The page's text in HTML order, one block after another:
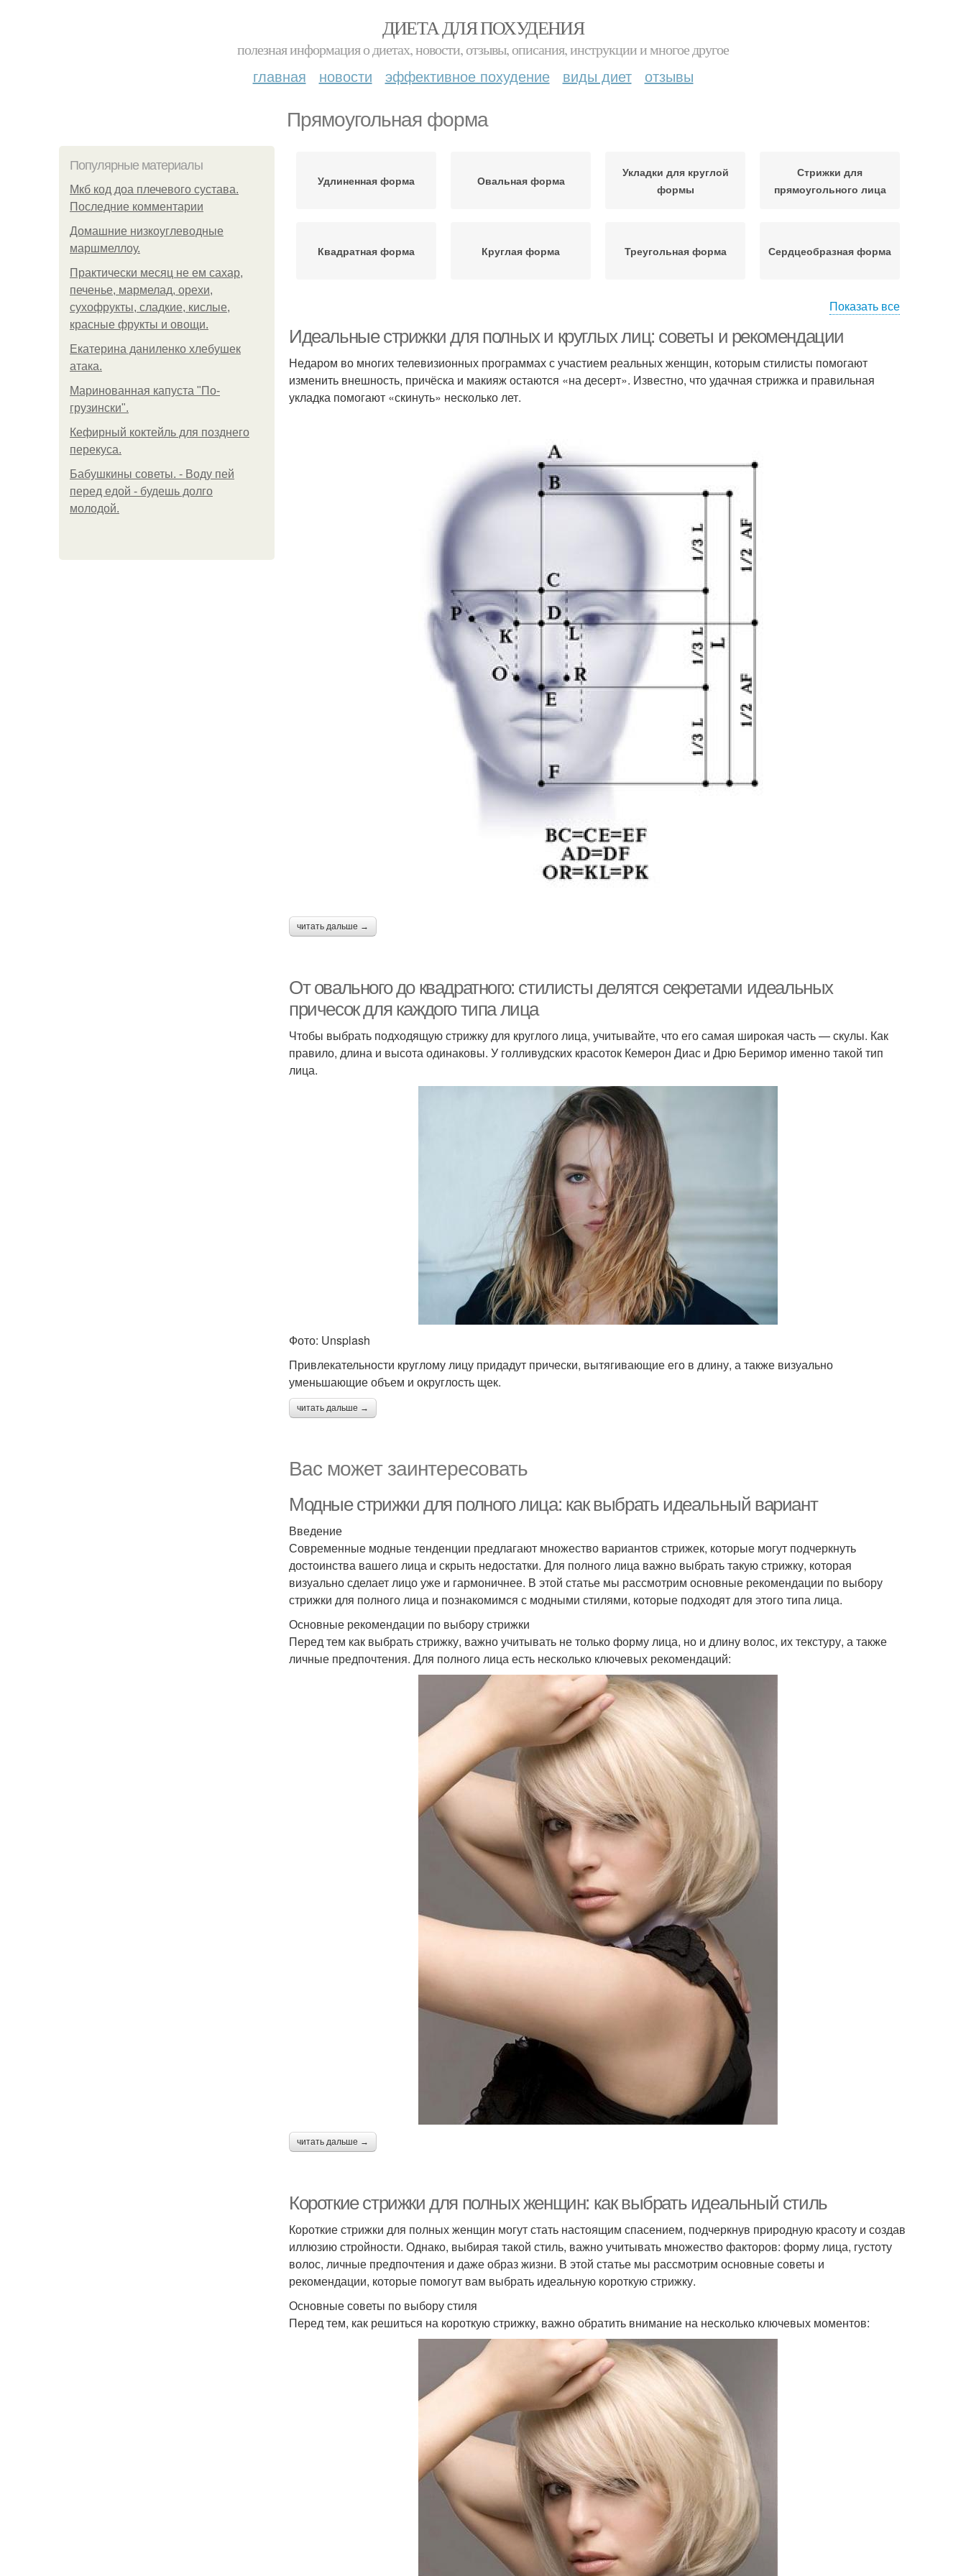
ДИЕТА ДЛЯ ПОХУДЕНИЯ
полезная информация о диетах, новости, отзывы, описания, инструкции и многое другое
главная новости эффективное похудение виды диет отзывы
Прямоугольная форма
Популярные материалы
Мкб код доа плечевого сустава.
Последние комментарии
Домашние низкоуглеводные
маршмеллоу.
Практически месяц не ем сахар,
печенье, мармелад, орехи,
сухофрукты, сладкие, кислые,
красные фрукты и овощи.
Екатерина даниленко хлебушек
атака.
Маринованная капуста "По-
грузински".
Кефирный коктейль для позднего
перекуса.
Бабушкины советы. - Воду пей
перед едой - будешь долго
молодой.
Удлиненная форма Овальная форма
Укладки для круглой
формы
Стрижки для
прямоугольного лица
Квадратная форма Круглая форма Треугольная форма Сердцеобразная форма
Показать все
Идеальные стрижки для полных и круглых лиц: советы и рекомендации
Недаром во многих телевизионных программах с участием реальных женщин, которым стилисты помогают
изменить внешность, причёска и макияж остаются «на десерт». Известно, что удачная стрижка и правильная
укладка помогают «скинуть» несколько лет.
читать дальше →
От овального до квадратного: стилисты делятся секретами идеальных
причесок для каждого типа лица
Чтобы выбрать подходящую стрижку для круглого лица, учитывайте, что его самая широкая часть — скулы. Как
правило, длина и высота одинаковы. У голливудских красоток Кемерон Диас и Дрю Беримор именно такой тип
лица.
Фото: Unsplash
Привлекательности круглому лицу придадут прически, вытягивающие его в длину, а также визуально
уменьшающие объем и округлость щек.
читать дальше →
Вас может заинтересовать
Модные стрижки для полного лица: как выбрать идеальный вариант
Введение
Современные модные тенденции предлагают множество вариантов стрижек, которые могут подчеркнуть
достоинства вашего лица и скрыть недостатки. Для полного лица важно выбрать такую стрижку, которая
визуально сделает лицо уже и гармоничнее. В этой статье мы рассмотрим основные рекомендации по выбору
стрижки для полного лица и познакомимся с модными стилями, которые подходят для этого типа лица.
Основные рекомендации по выбору стрижки
Перед тем как выбрать стрижку, важно учитывать не только форму лица, но и длину волос, их текстуру, а также
личные предпочтения. Для полного лица есть несколько ключевых рекомендаций:
читать дальше →
Короткие стрижки для полных женщин: как выбрать идеальный стиль
Короткие стрижки для полных женщин могут стать настоящим спасением, подчеркнув природную красоту и создав
иллюзию стройности. Однако, выбирая такой стиль, важно учитывать множество факторов: форму лица, густоту
волос, личные предпочтения и даже образ жизни. В этой статье мы рассмотрим основные советы и
рекомендации, которые помогут вам выбрать идеальную короткую стрижку.
Основные советы по выбору стиля
Перед тем, как решиться на короткую стрижку, важно обратить внимание на несколько ключевых моментов: